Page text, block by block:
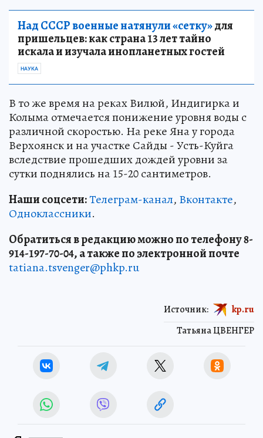
Над СССР военные натянули «сетку»для
пришельцев: как страна 13 лет тайно
искала и изучала инопланетных гостей
НАУКА
В то же время на реках Вилюй, Индигирка и
Колыма отмечается понижение уровня воды с
различной скоростью. На реке Яна у города
Верхоянск и на участке Сайды - Усть-Куйга
вследствие прошедших дождей уровни за
сутки поднялись на 15-20 сантиметров.
Наши соцсети:Телеграм-канал, Вконтакте,
Одноклассники.
Обратиться в редакцию можно по телефону 8-
914-197-70-04, а также по электронной почте
tatiana.tsvenger@phkp.ru
Татьяна ЦВЕНГЕР
Источник: kp.ru